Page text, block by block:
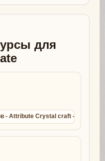
для
- Attribute Crystal craft -